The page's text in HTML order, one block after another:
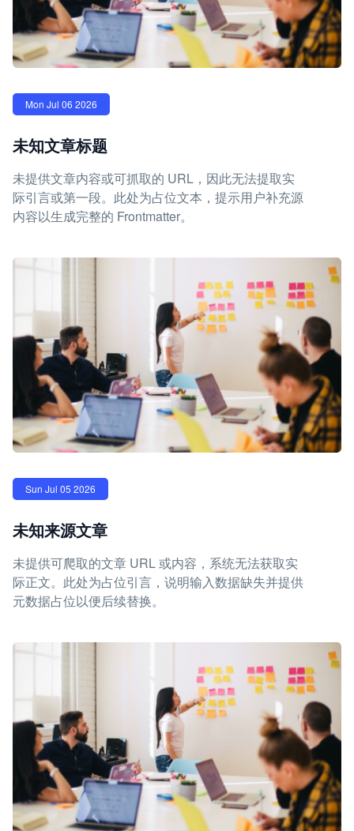
Mon Jul 06 2026
未知文章标题
未提供文章内容或可抓取的 URL，因此无法提取实
际引言或第一段。此处为占位文本，提示用户补充源
内容以生成完整的 Frontmatter。
Sun Jul 05 2026
未知来源文章
未提供可爬取的文章 URL 或内容，系统无法获取实
际正文。此处为占位引言，说明输入数据缺失并提供
元数据占位以便后续替换。